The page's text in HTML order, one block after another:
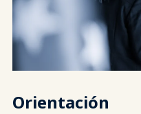
Orientación